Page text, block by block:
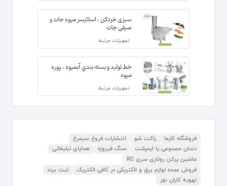
سبزی خردکن ، اسلایسر میوه جات و
صیفی جات
تجهیزات مرتبط
خط توليد و بسته بندي آبميوه ، پوره
ميوه
تجهیزات مرتبط
فروشگاه کارما راکت شو
انتشارات فروغ سیمرغ
دندان مصنوعی یا ایمپلنت
سنگ فیروزه
هدایای تبلیغاتی
ماشین پرکن روتاری سری RC
فروش عمده لوازم برق و الکتریکی در کافی الکتریک
ثبت برند
تهویه کاران نور